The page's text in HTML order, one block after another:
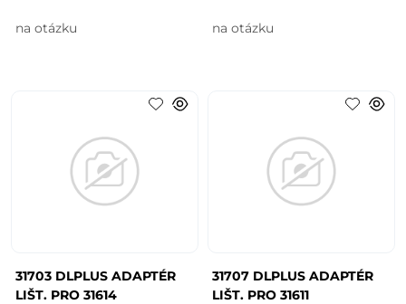
na otázku na otázku
31703 DLPLUS ADAPTÉR
LIŠT. PRO 31614
31707 DLPLUS ADAPTÉR
LIŠT. PRO 31611